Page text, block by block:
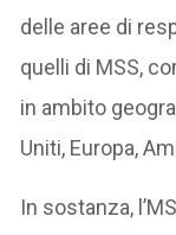
delle aree di
quelli di MSS,
in ambito
Uniti, Europa,
In sostanza,